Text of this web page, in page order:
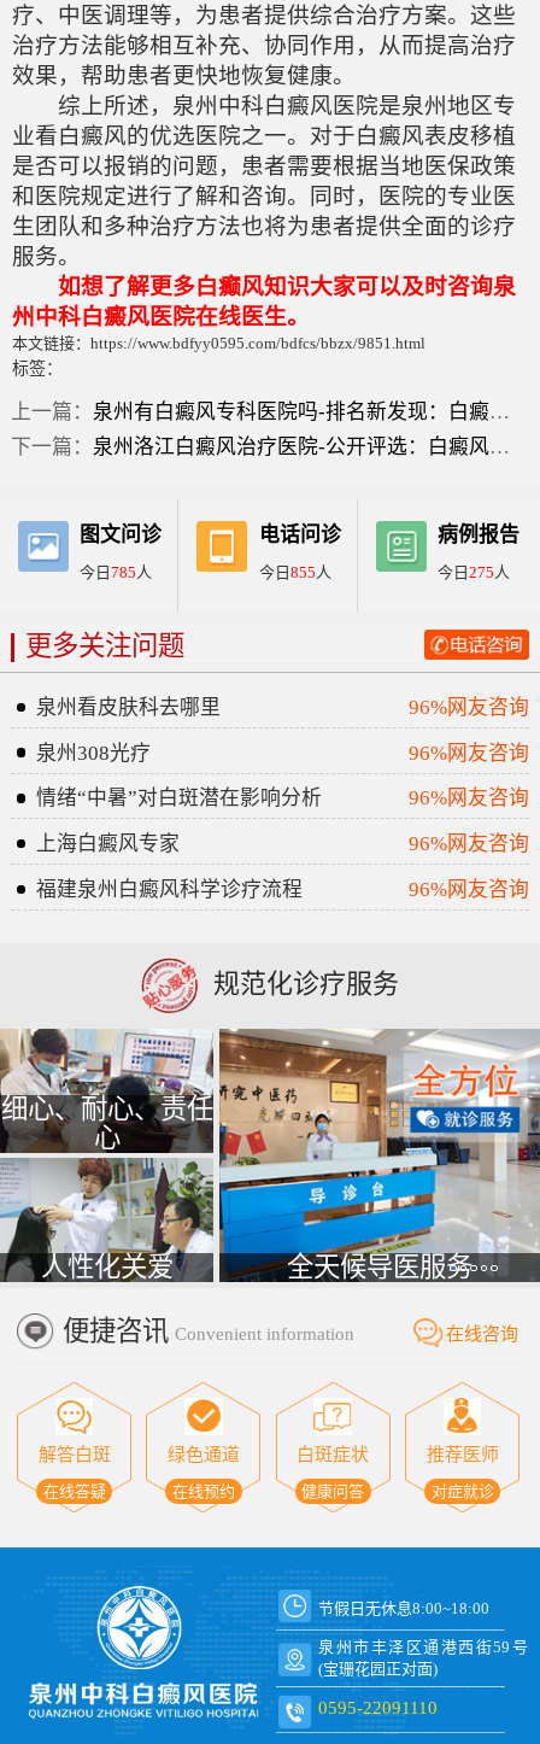
疗、中医调理等，为患者提供综合治疗方案。这些
治疗方法能够相互补充、协同作用，从而提高治疗
效果，帮助患者更快地恢复健康。
综上所述，泉州中科白癜风医院是泉州地区专
业看白癜风的优选医院之一。对于白癜风表皮移植
是否可以报销的问题，患者需要根据当地医保政策
和医院规定进行了解和咨询。同时，医院的专业医
生团队和多种治疗方法也将为患者提供全面的诊疗
服务。
如想了解更多白癫风知识大家可以及时咨询泉
州中科白癜风医院在线医生。
本文链接：https://www.bdfyy0595.com/bdfcs/bbzx/9851.html
标签：
上一篇： 泉州有白癜风专科医院吗-排名新发现：白癜风皮移植要多少钱？
下一篇： 泉州洛江白癜风治疗医院-公开评选：白癜风治疗过程？
图文问诊
今日785人
电话问诊
今日 855人
病例报告
今日275人
更多关注问题
泉州看皮肤科去哪里
96%网友咨询
泉州308光疗
96%网友咨询
情绪“中暑”对白斑潜在影响分析
96%网友咨询
上海白癜风专家
96%网友咨询
福建泉州白癜风科学诊疗流程
96%网友咨询
规范化诊疗服务
细心、耐心、责任
心
人性化关爱 全天候导医服务
便捷咨讯 Convenient information 在线咨询
解答白斑
在线答疑
绿色通道
在线预约
白斑症状
健康问答
推荐医师
对症就诊
节假日无休息8:00~18:00
泉州市丰泽区通港西街59号
(宝珊花园正对面)
0595-22091110